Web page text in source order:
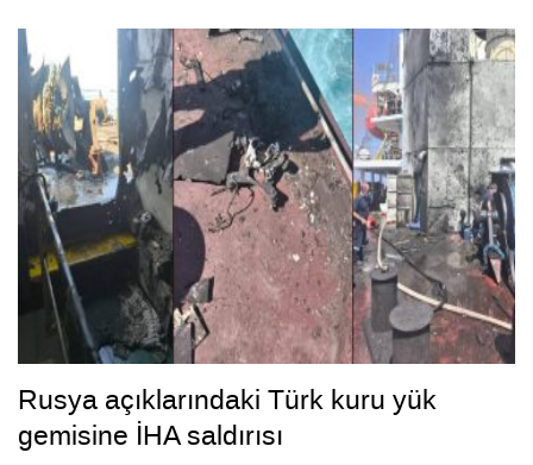
Rusya açıklarındaki Türk kuru yük
gemisine İHA saldırısı